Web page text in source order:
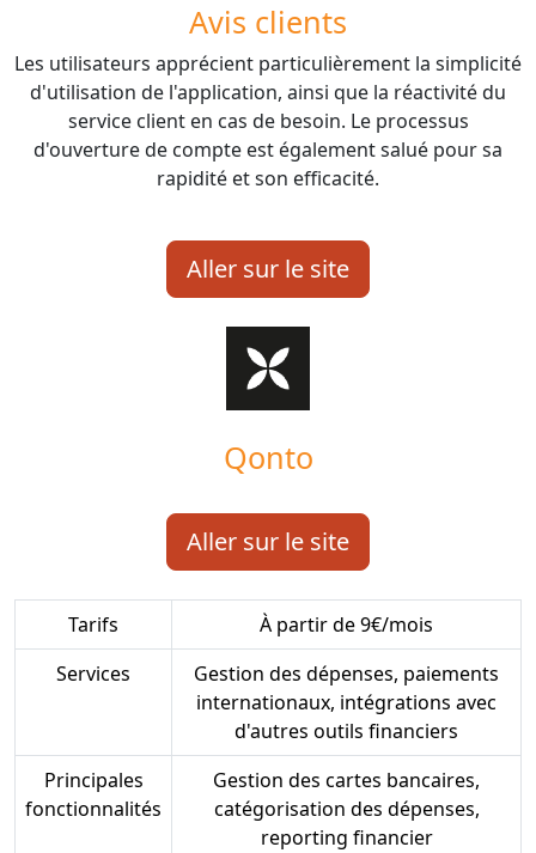
Avis clients
Les utilisateurs apprécient particulièrement la simplicité
d'utilisation de l'application, ainsi que la réactivité du
service client en cas de besoin. Le processus
d'ouverture de compte est également salué pour sa
rapidité et son efficacité.
Aller sur le site
Qonto
Aller sur le site
Tarifs
À partir de 9€/mois
Services
Gestion des dépenses, paiements
internationaux, intégrations avec
d'autres outils financiers
Principales
fonctionnalités
Gestion des cartes bancaires,
catégorisation des dépenses,
reporting financier